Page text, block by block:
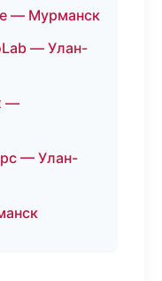
— Мурманск
— Улан-
—
— Улан-